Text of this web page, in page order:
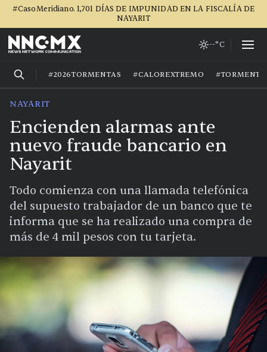
#CasoMeridiano. 1,701 DÍAS DE IMPUNIDAD EN LA FISCALÍA DE
NAYARIT
--°C
#2026TORMENTAS #CALOREXTREMO
NAYARIT
Encienden alarmas ante
nuevo fraude bancario en
Nayarit
Todo comienza con una llamada telefónica
del supuesto trabajador de un banco que te
informa que se ha realizado una compra de
más de 4 mil pesos con tu tarjeta.